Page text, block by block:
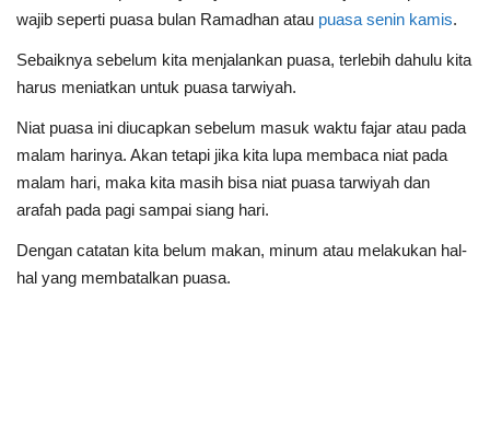
wajib seperti puasa bulan Ramadhan atau puasa senin kamis.
Sebaiknya sebelum kita menjalankan puasa, terlebih dahulu kita
harus meniatkan untuk puasa tarwiyah.
Niat puasa ini diucapkan sebelum masuk waktu fajar atau pada
malam harinya. Akan tetapi jika kita lupa membaca niat pada
malam hari, maka kita masih bisa niat puasa tarwiyah dan
arafah pada pagi sampai siang hari.
Dengan catatan kita belum makan, minum atau melakukan hal-
hal yang membatalkan puasa.